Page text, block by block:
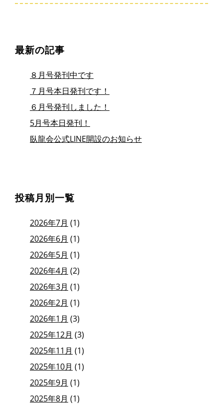
最新の記事
８月号発刊中です
７月号本日発刊です！
６月号発刊しました！
5月号本日発刊！
臥龍会公式LINE開設のお知らせ
投稿月別一覧
2026年7月 (1)
2026年6月 (1)
2026年5月 (1)
2026年4月 (2)
2026年3月 (1)
2026年2月 (1)
2026年1月 (3)
2025年12月 (3)
2025年11月 (1)
2025年10月 (1)
2025年9月 (1)
2025年8月 (1)